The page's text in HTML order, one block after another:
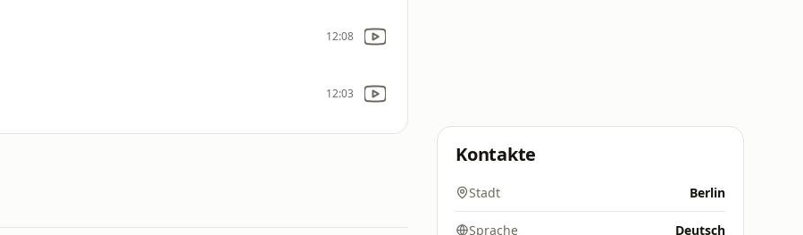
12:08
12:03
Kontakte
Stadt Berlin
Sprache Deutsch